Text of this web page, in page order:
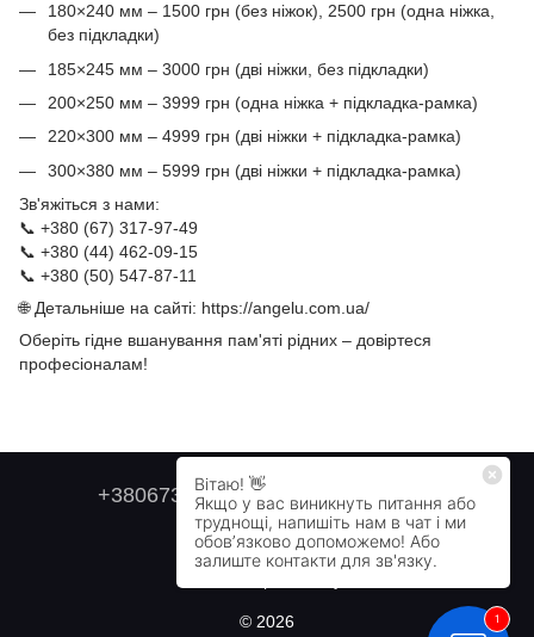
180×240 мм – 1500 грн (без ніжок), 2500 грн (одна ніжка,
без підкладки)
185×245 мм – 3000 грн (дві ніжки, без підкладки)
200×250 мм – 3999 грн (одна ніжка + підкладка-рамка)
220×300 мм – 4999 грн (дві ніжки + підкладка-рамка)
300×380 мм – 5999 грн (дві ніжки + підкладка-рамка)
Зв'яжіться з нами:
📞 +380 (67) 317-97-49
📞 +380 (44) 462-09-15
📞 +380 (50) 547-87-11
🌐 Детальніше на сайті: https://angelu.com.ua/
Оберіть гідне вшанування пам'яті рідних – довіртеся
професіоналам!
+380673179749 +380505478711
Контактна інформація
© 2026